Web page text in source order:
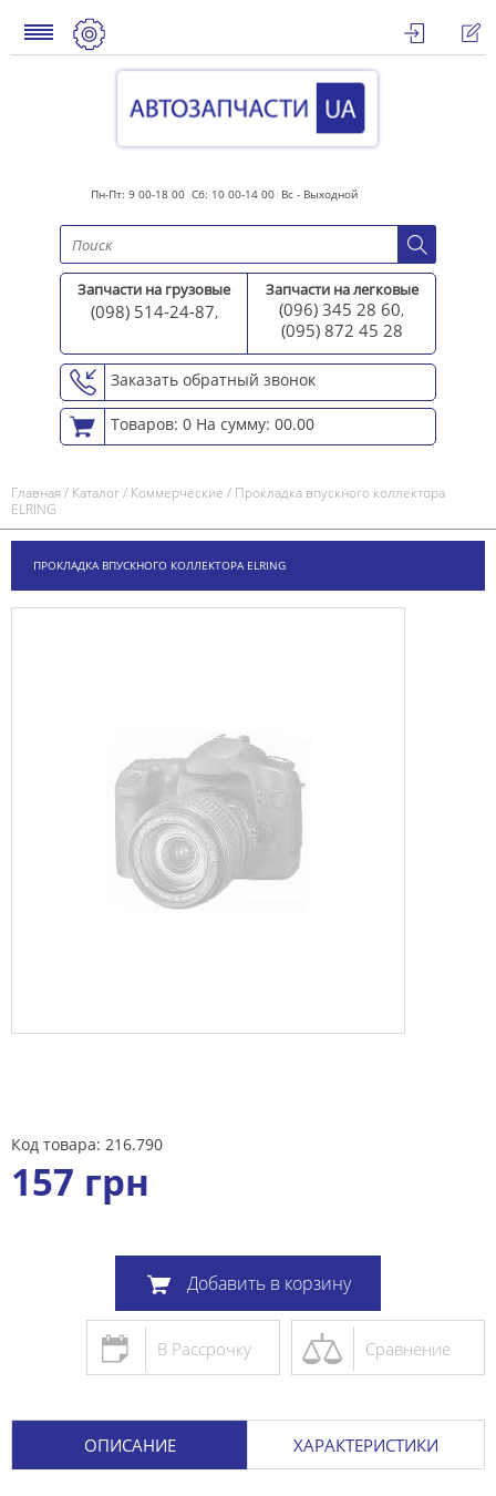
Пн-Пт: 9 00-18 00 Сб: 10 00-14 00 Вс - Выходной
Запчасти на грузовые
(098) 514-24-87,
Запчасти на легковые
(096) 345 28 60,
(095) 872 45 28
Заказать обратный звонок
Товаров: 0 На сумму: 00.00
Главная/ Каталог/ Коммерческие / Прокладка впускного коллектора
ELRING
ПРОКЛАДКА ВПУСКНОГО КОЛЛЕКТОРА ELRING
Код товара: 216.790
157 грн
Добавить в корзину
Сравнение
В Рассрочку
ОПИСАНИЕ ХАРАКТЕРИСТИКИ